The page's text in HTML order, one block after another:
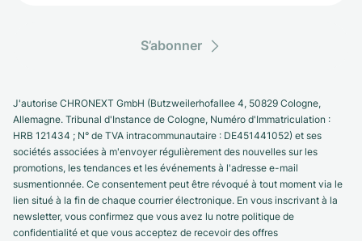
S’abonner
J'autorise CHRONEXT GmbH (Butzweilerhofallee 4, 50829 Cologne,
Allemagne. Tribunal d'Instance de Cologne, Numéro d'Immatriculation :
HRB 121434 ; N° de TVA intracommunautaire : DE451441052) et ses
sociétés associées à m'envoyer régulièrement des nouvelles sur les
promotions, les tendances et les événements à l'adresse e-mail
susmentionnée. Ce consentement peut être révoqué à tout moment via le
lien situé à la fin de chaque courrier électronique. En vous inscrivant à la
newsletter, vous confirmez que vous avez lu notre politique de
confidentialité et que vous acceptez de recevoir des offres